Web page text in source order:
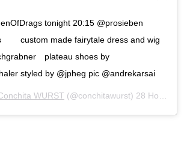
tonight 20:15 @prosieben
⁠⠀ ⁠⠀ custom made fairytale dress and wig
plateau shoes by
styled by @jpheg pic @andrekarsai
WURST (@conchitawurst) 28 Ноя 2019 в 1:51 PST